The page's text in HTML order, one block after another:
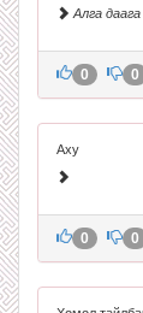
Алга
0 0
Аху
0 0